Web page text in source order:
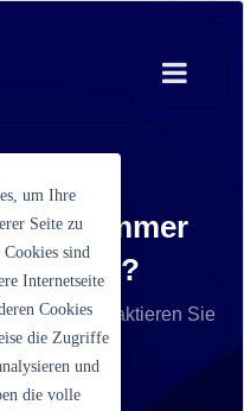
Kontaktieren Sie
um Ihre
Seite zu
Cookies sind
Internetseite
Cookies
die Zugriffe
und
die volle